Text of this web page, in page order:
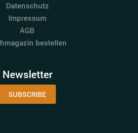
Datenschutz
Impressum
AGB
bestellen
Newsletter
SUBSCRIBE